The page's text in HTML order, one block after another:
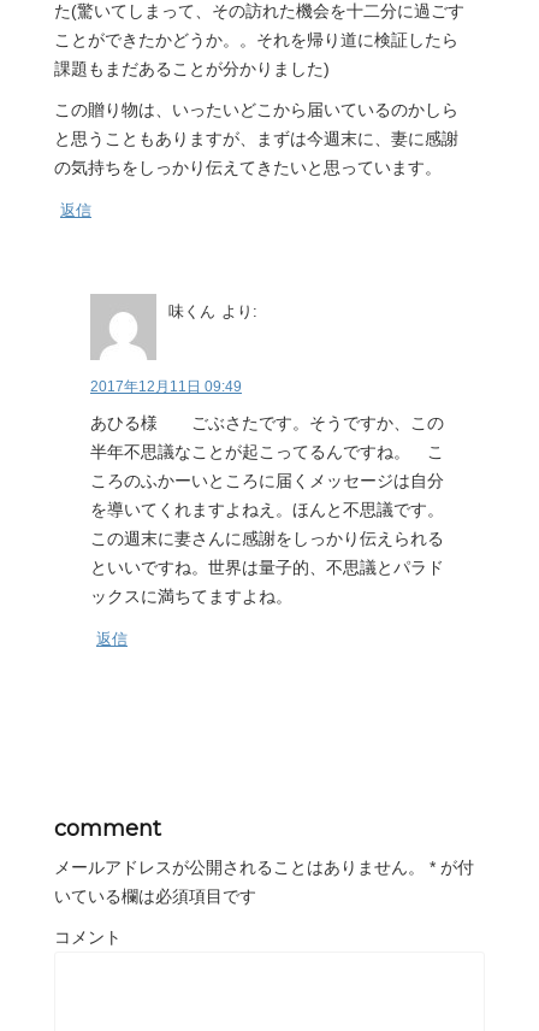
た(驚いてしまって、その訪れた機会を十二分に過ごす
ことができたかどうか。。それを帰り道に検証したら
課題もまだあることが分かりました)
この贈り物は、いったいどこから届いているのかしら
と思うこともありますが、まずは今週末に、妻に感謝
の気持ちをしっかり伝えてきたいと思っています。
返信
味くん より:
2017年12月11日 09:49
あひる様 ごぶさたです。そうですか、この
半年不思議なことが起こってるんですね。 こ
ころのふかーいところに届くメッセージは自分
を導いてくれますよねえ。ほんと不思議です。
この週末に妻さんに感謝をしっかり伝えられる
といいですね。世界は量子的、不思議とパラド
ックスに満ちてますよね。
返信
comment
メールアドレスが公開されることはありません。 * が付
いている欄は必須項目です
コメント